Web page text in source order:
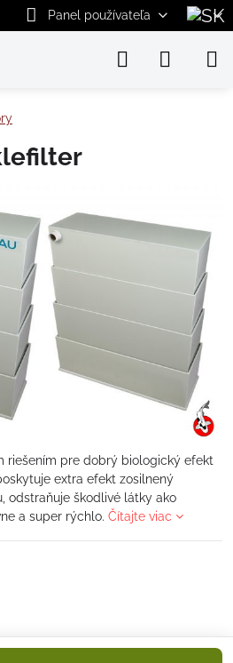
Panel používateľa
riešením pre dobrý biologický efekt
extra efekt zosilnený
odstraňuje škodlivé látky ako
a super rýchlo. Čítajte viac